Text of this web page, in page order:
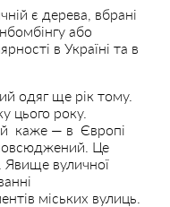
є дерева, вбрані
або
в Україні та в
одяг ще рік тому.
цього року.
каже — в Європі
Це
Явище вуличної
міських вулиць.